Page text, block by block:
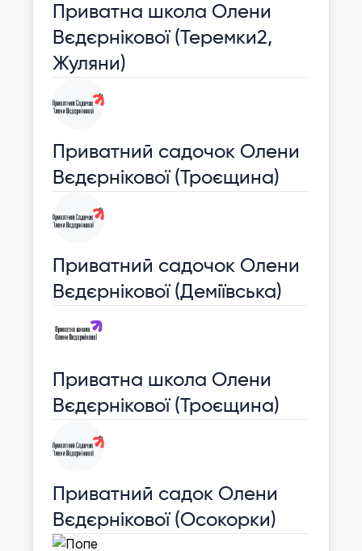
Приватна школа Олени
Вєдєрнікової (Теремки2,
Жуляни)
Приватний садочок Олени
Вєдєрнікової (Троєщина)
Приватний садочок Олени
Вєдєрнікової (Деміївська)
Приватна школа Олени
Вєдєрнікової (Троєщина)
Приватний садок Олени
Вєдєрнікової (Осокорки)